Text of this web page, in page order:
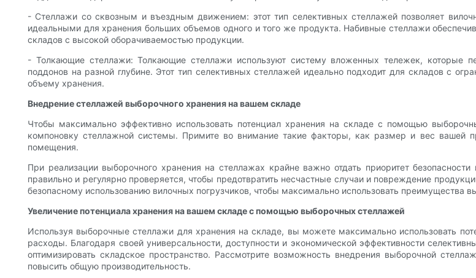
- Стеллажи со сквозным и въездным движением: этот тип селективных стеллажей позволяет
идеальными для хранения больших объемов одного и того же продукта. Набивные стеллажи
складов с высокой оборачиваемостью продукции.
- Толкающие стеллажи: Толкающие стеллажи используют систему вложенных тележек, которые
поддонов на разной глубине. Этот тип селективных стеллажей идеально подходит для складов с
объему хранения.
Внедрение стеллажей выборочного хранения на вашем складе
Чтобы максимально эффективно использовать потенциал хранения на складе с помощью
компоновку стеллажной системы. Примите во внимание такие факторы, как размер и вес вашей
помещения.
При реализации выборочного хранения на стеллажах крайне важно отдать приоритет
правильно и регулярно проверяется, чтобы предотвратить несчастные случаи и повреждение
безопасному использованию вилочных погрузчиков, чтобы максимально использовать преимущества
Увеличение потенциала хранения на вашем складе с помощью выборочных стеллажей
Используя выборочные стеллажи для хранения на складе, вы можете максимально использовать
расходы. Благодаря своей универсальности, доступности и экономической эффективности
оптимизировать складское пространство. Рассмотрите возможность внедрения выборочной
повысить общую производительность.